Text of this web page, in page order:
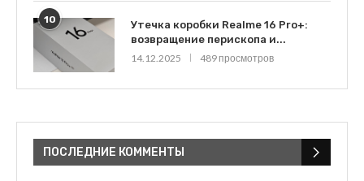
10
Утечка коробки Realme 16 Pro+:
возвращение перископа и...
14.12.2025
489 просмотров
ПОСЛЕДНИЕ КОММЕНТЫ